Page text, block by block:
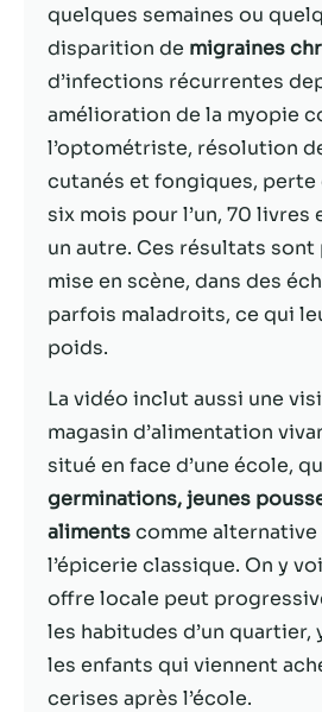
quelques semaines ou
disparition de migraines
d’infections récurrentes
amélioration de la myopie
l’optométriste, résolution
cutanés et fongiques, perte
six mois pour l’un, 70 livres
un autre. Ces résultats sont
mise en scène, dans des
parfois maladroits, ce qui
poids.
La vidéo inclut aussi une
magasin d’alimentation
situé en face d’une école,
germinations, jeunes
alimentscomme
l’épicerie classique. On y
offre locale peut
les habitudes d’un quartier,
les enfants qui viennent
cerises après l’école.